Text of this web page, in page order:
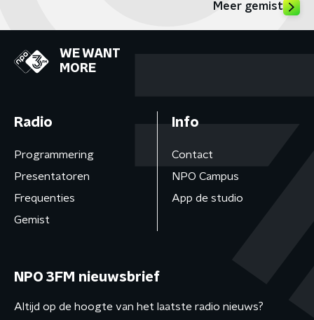
Meer gemist
WE WANT
MORE
Radio
Programmering
Presentatoren
Frequenties
Gemist
Info
Contact
NPO Campus
App de studio
NPO 3FM nieuwsbrief
Altijd op de hoogte van het laatste radio nieuws?